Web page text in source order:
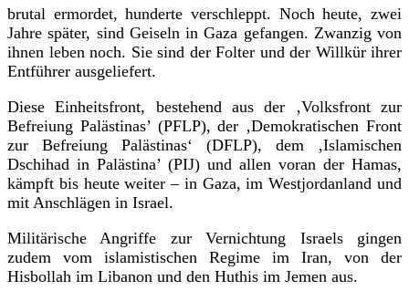
brutal ermordet, hunderte verschleppt. Noch heute, zwei
Jahre später, sind Geiseln in Gaza gefangen. Zwanzig von
ihnen leben noch. Sie sind der Folter und der Willkür ihrer
Entführer ausgeliefert.
Diese Einheitsfront, bestehend aus der ‚Volksfront zur
Befreiung Palästinas’ (PFLP), der ‚Demokratischen Front
zur Befreiung Palästinas‘ (DFLP), dem ‚Islamischen
Dschihad in Palästina’ (PIJ) und allen voran der Hamas,
kämpft bis heute weiter – in Gaza, im Westjordanland und
mit Anschlägen in Israel.
Militärische Angriffe zur Vernichtung Israels gingen
zudem vom islamistischen Regime im Iran, von der
Hisbollah im Libanon und den Huthis im Jemen aus.